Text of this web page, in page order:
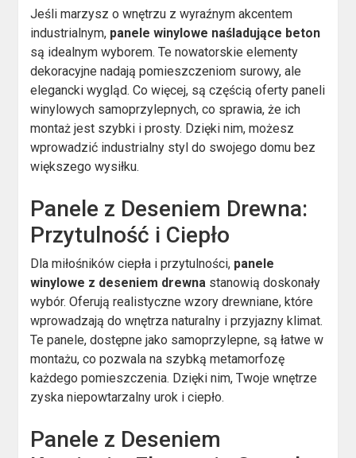
Jeśli marzysz o wnętrzu z wyraźnym akcentem
industrialnym, panele winylowe naśladujące beton
są idealnym wyborem. Te nowatorskie elementy
dekoracyjne nadają pomieszczeniom surowy, ale
elegancki wygląd. Co więcej, są częścią oferty paneli
winylowych samoprzylepnych, co sprawia, że ich
montaż jest szybki i prosty. Dzięki nim, możesz
wprowadzić industrialny styl do swojego domu bez
większego wysiłku.
Panele z Deseniem Drewna:
Przytulność i Ciepło
Dla miłośników ciepła i przytulności, panele
winylowe z deseniem drewna stanowią doskonały
wybór. Oferują realistyczne wzory drewniane, które
wprowadzają do wnętrza naturalny i przyjazny klimat.
Te panele, dostępne jako samoprzylepne, są łatwe w
montażu, co pozwala na szybką metamorfozę
każdego pomieszczenia. Dzięki nim, Twoje wnętrze
zyska niepowtarzalny urok i ciepło.
Panele z Deseniem